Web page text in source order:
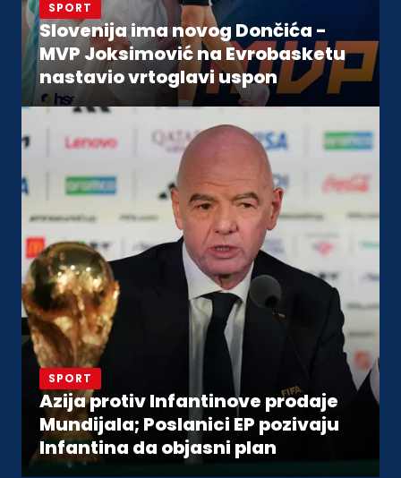
SPORT
Slovenija ima novog Dončića -
MVP Joksimović na Evrobasketu
nastavio vrtoglavi uspon
SPORT
Azija protiv Infantinove prodaje
Mundijala; Poslanici EP pozivaju
Infantina da objasni plan